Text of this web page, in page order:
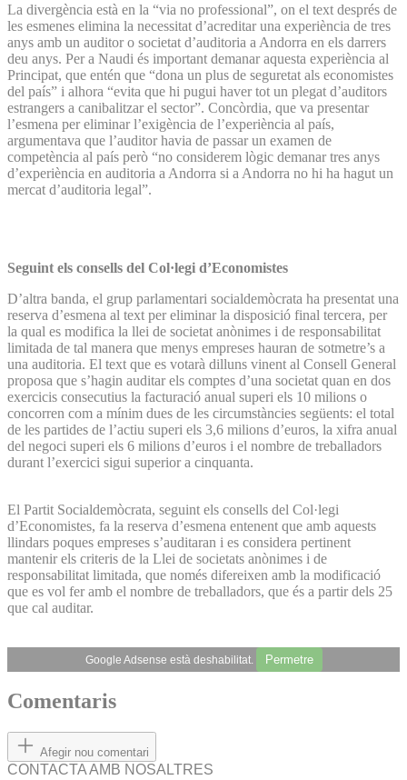
La divergència està en la “via no professional”, on el text després de
les esmenes elimina la necessitat d’acreditar una experiència de tres
anys amb un auditor o societat d’auditoria a Andorra en els darrers
deu anys. Per a Naudi és important demanar aquesta experiència al
Principat, que entén que “dona un plus de seguretat als economistes
del país” i alhora “evita que hi pugui haver tot un plegat d’auditors
estrangers a canibalitzar el sector”. Concòrdia, que va presentar
l’esmena per eliminar l’exigència de l’experiència al país,
argumentava que l’auditor havia de passar un examen de
competència al país però “no considerem lògic demanar tres anys
d’experiència en auditoria a Andorra si a Andorra no hi ha hagut un
mercat d’auditoria legal”.
Seguint els consells del Col·legi d’Economistes
D’altra banda, el grup parlamentari socialdemòcrata ha presentat una
reserva d’esmena al text per eliminar la disposició final tercera, per
la qual es modifica la llei de societat anònimes i de responsabilitat
limitada de tal manera que menys empreses hauran de sotmetre’s a
una auditoria. El text que es votarà dilluns vinent al Consell General
proposa que s’hagin auditar els comptes d’una societat quan en dos
exercicis consecutius la facturació anual superi els 10 milions o
concorren com a mínim dues de les circumstàncies següents: el total
de les partides de l’actiu superi els 3,6 milions d’euros, la xifra anual
del negoci superi els 6 milions d’euros i el nombre de treballadors
durant l’exercici sigui superior a cinquanta.
El Partit Socialdemòcrata, seguint els consells del Col·legi
d’Economistes, fa la reserva d’esmena entenent que amb aquests
llindars poques empreses s’auditaran i es considera pertinent
mantenir els criteris de la Llei de societats anònimes i de
responsabilitat limitada, que només difereixen amb la modificació
que es vol fer amb el nombre de treballadors, que és a partir dels 25
que cal auditar.
Google Adsense està deshabilitat. Permetre
Comentaris
Afegir nou comentari
CONTACTA AMB NOSALTRES